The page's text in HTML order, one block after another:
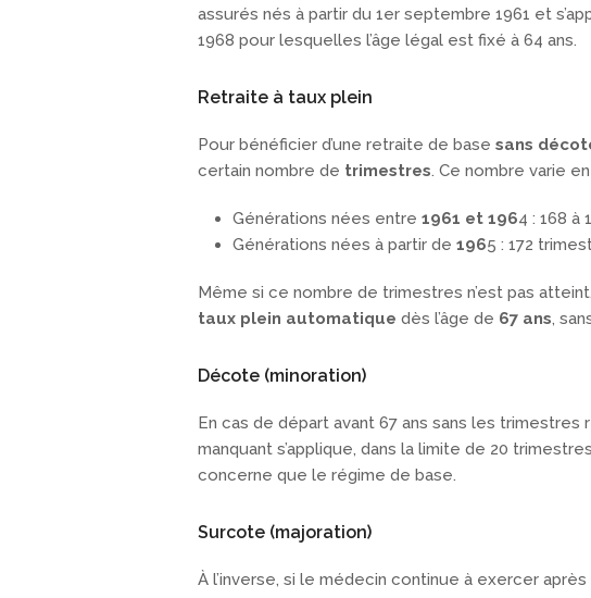
assurés nés à partir du 1er septembre 1961 et
1968 pour lesquelles l’âge légal est fixé à 64 ans.
Retraite à taux plein
Pour bénéficier d’une retraite de base sans
certain nombre de trimestres. Ce nombre varie
Générations nées entre 1961 et 1964 : 168 à
Générations nées à partir de 1965 : 172
Même si ce nombre de trimestres n’est pas
taux plein automatique dès l’âge de 67 ans,
Décote (minoration)
En cas de départ avant 67 ans sans les
manquant s’applique, dans la limite de 20
concerne que le régime de base.
Surcote (majoration)
À l’inverse, si le médecin continue à exercer